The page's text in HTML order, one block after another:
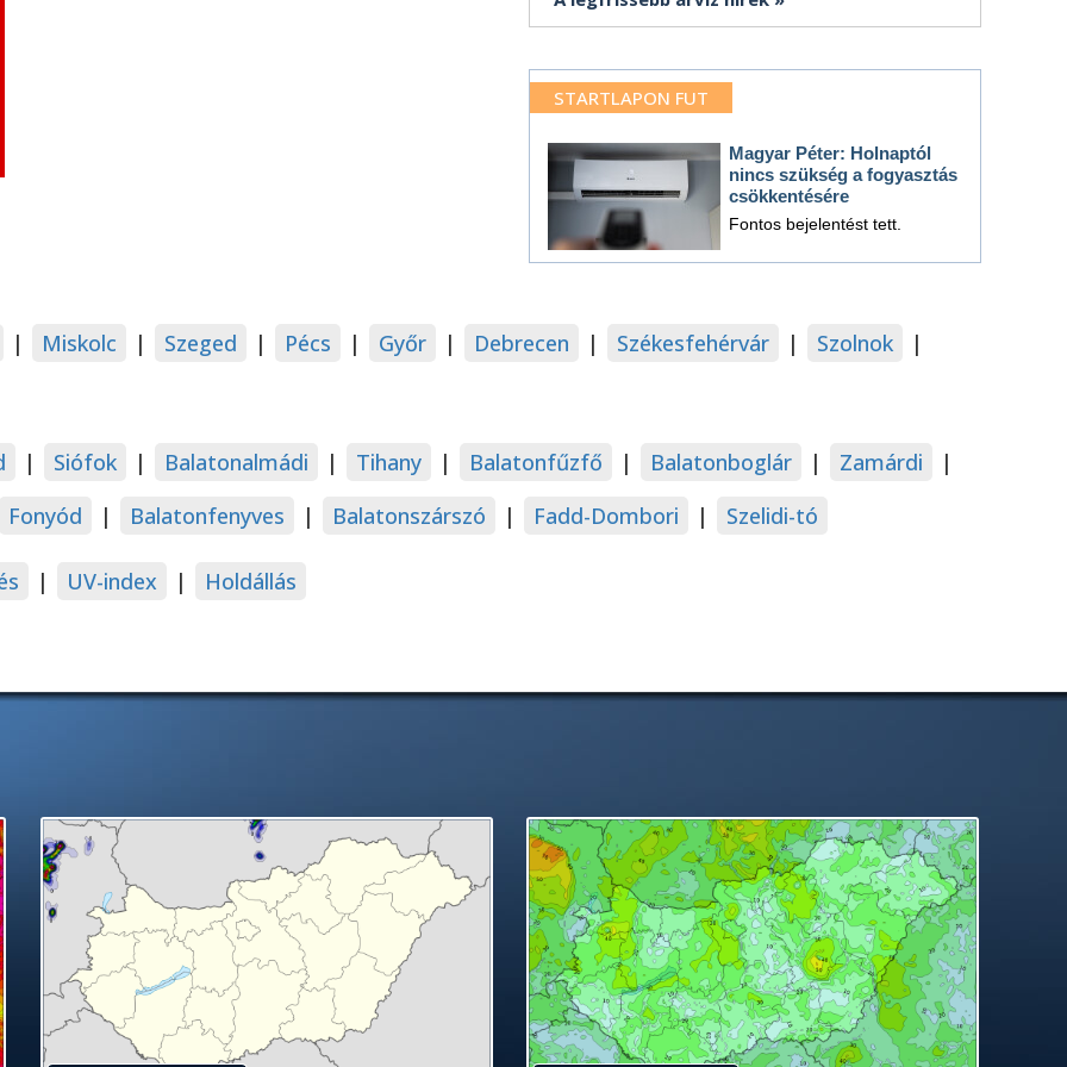
STARTLAPON FUT
Magyar Péter: Holnaptól
nincs szükség a fogyasztás
csökkentésére
Fontos bejelentést tett.
| Miskolc | Szeged | Pécs | Győr | Debrecen | Székesfehérvár | Szolnok
|
| Siófok | Balatonalmádi | Tihany | Balatonfűzfő | Balatonboglár | Zamárdi
|
Fonyód | Balatonfenyves | Balatonszárszó | Fadd-Dombori | Szelidi-tó
| UV-index | Holdállás